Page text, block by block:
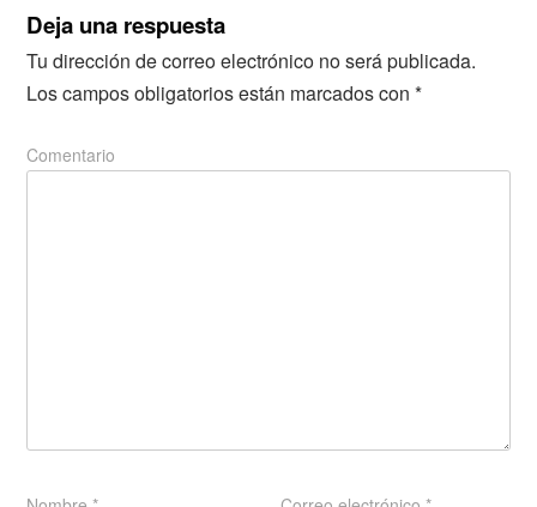
Deja una respuesta
Tu dirección de correo electrónico no será publicada.
Los campos obligatorios están marcados con*
Comentario